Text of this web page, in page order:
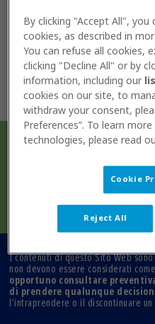
In
I contenuti di questo Sito Web
non devono essere considerati
opportuno consultare
di prendere qualunque
l’intraprendere o il discontinuare
eventuali siti ad esso
usate per diagnosticare
fisico, né per prescrivere
devono portare l’Utente
ritardare il consulto con il
È opportuno
sempre un medico
decisione circa il
l’intraprendere o il
terapeutico.
È importante chiedere
proprio medico o di un
riguardo una
Fare totale ed
qualsiasi informazione
a proprio ed esclusivo
By clicking "Accept All",
cookies, as described in
You can refuse all cookies,
clicking "Decline All" or by
information, including our
cookies on our site, to
withdraw your consent,
Preferences”. To learn
technologies, please read
Cookie
Reject All